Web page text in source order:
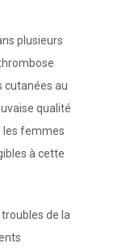
plusieurs
cutanées au
qualité
les femmes
à cette
de la